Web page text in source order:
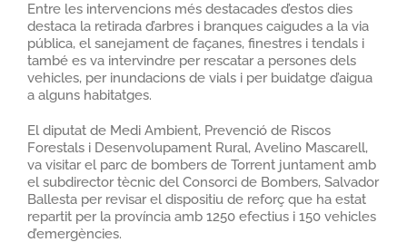
Entre les intervencions més destacades d’estos dies
destaca la retirada d’arbres i branques caigudes a la via
pública, el sanejament de façanes, finestres i tendals i
també es va intervindre per rescatar a persones dels
vehicles, per inundacions de vials i per buidatge d’aigua
a alguns habitatges.
El diputat de Medi Ambient, Prevenció de Riscos
Forestals i Desenvolupament Rural, Avelino Mascarell,
va visitar el parc de bombers de Torrent juntament amb
el subdirector tècnic del Consorci de Bombers, Salvador
Ballesta per revisar el dispositiu de reforç que ha estat
repartit per la província amb 1250 efectius i 150 vehicles
d’emergències.